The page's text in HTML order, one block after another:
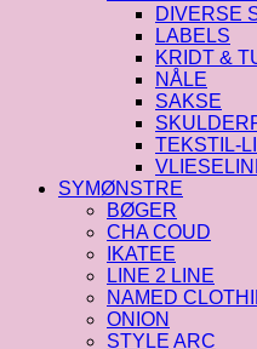
DIVERSE
LABELS
KRIDT &
NÅLE
SAKSE
TEKSTIL-
SYMØNSTRE
BØGER
CHA COUD
IKATEE
LINE 2 LINE
NAMED
ONION
STYLE ARC